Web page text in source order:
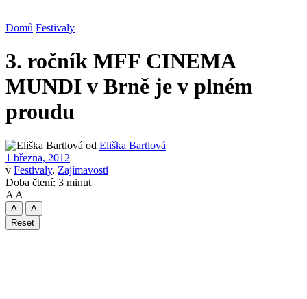
Domů Festivaly
3. ročník MFF CINEMA
MUNDI v Brně je v plném
proudu
od Eliška Bartlová
1 března, 2012
v Festivaly, Zajímavosti
Doba čtení: 3 minut
A A
A
A
Reset